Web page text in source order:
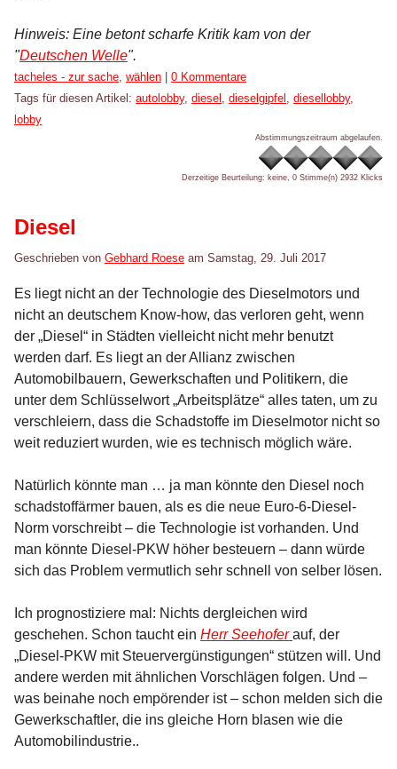
Hinweis: Eine betont scharfe Kritik kam von der
"Deutschen Welle".
Kategorien:
tacheles - zur sache wählen | 0 Kommentare
Tags für diesen Artikel: autolobby, diesel dieselgipfel diesellobby,
lobby
Abstimmungszeitraum abgelaufen.
Derzeitige Beurteilung: keine, 0 Stimme(n) 2932 Klicks
Diesel
Geschrieben von Gebhard Roese am Samstag, 29. Juli 2017
Es liegt nicht an der Technologie des Dieselmotors und
nicht an deutschem Know-how, das verloren geht, wenn
der „Diesel“ in Städten vielleicht nicht mehr benutzt
werden darf. Es liegt an der Allianz zwischen
Automobilbauern, Gewerkschaften und Politikern, die
unter dem Schlüsselwort „Arbeitsplätze“ alles taten, um zu
verschleiern, dass die Schadstoffe im Dieselmotor nicht so
weit reduziert wurden, wie es technisch möglich wäre.
Natürlich könnte man … ja man könnte den Diesel noch
schadstoffärmer bauen, als es die neue Euro-6-Diesel-
Norm vorschreibt – die Technologie ist vorhanden. Und
man könnte Diesel-PKW höher besteuern – dann würde
sich das Problem vermutlich sehr schnell von selber lösen.
Ich prognostiziere mal: Nichts dergleichen wird
geschehen. Schon taucht ein Herr Seehoferauf, der
„Diesel-PKW mit Steuervergünstigungen“ stützen will. Und
andere werden mit ähnlichen Vorschlägen folgen. Und –
was beinahe noch empörender ist – schon melden sich die
Gewerkschaftler, die ins gleiche Horn blasen wie die
Automobilindustrie..